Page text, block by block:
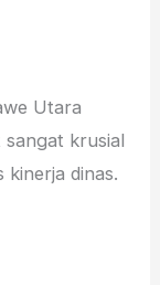
Utara
sangat krusial
kinerja dinas.